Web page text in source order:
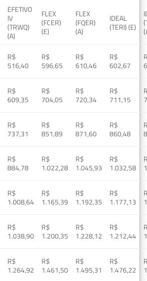
EFETIVO
IV
(TRWQ)
(A)
FLEX
(FCER)
(E)
FLEX
(FQER)
(A)
IDEAL
(TERI) (E)
R$
516,40
R$
596,65
R$
610,46
R$
602,67
R$
609,35
R$
704,05
R$
720,34
R$
711,15
R$
737,31
R$
851,89
R$
871,60
R$
860,48
R$
884,78
R$
1.022,28
R$
1.045,93
R$
1.032,58
R$
1.008,64
R$
1.165,39
R$
1.192,35
R$
1.177,13
R$
1.038,90
R$
1.200,35
R$
1.228,12
R$
1.212,44
R$
1.264,92
R$
1.461,50
R$
1.495,31
R$
1.476,22